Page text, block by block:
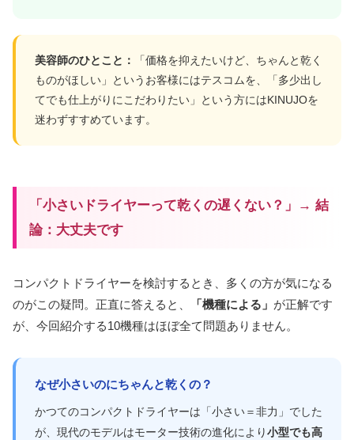
美容師のひとこと：
「価格を抑えたいけど、ちゃんと乾く
ものがほしい」というお客様にはテスコムを、「多少出し
てでも仕上がりにこだわりたい」という方にはKINUJOを
迷わずすすめています。
「小さいドライヤーって乾くの遅くない？」→ 結
論：大丈夫です
コンパクトドライヤーを検討するとき、多くの方が気になる
のがこの疑問。正直に答えると、
「機種による」 が正解です
が、今回紹介する10機種はほぼ全て問題ありません。
なぜ小さいのにちゃんと乾くの？
かつてのコンパクトドライヤーは「小さい＝非力」でした
が、現代のモデルはモーター技術の進化により小型でも高